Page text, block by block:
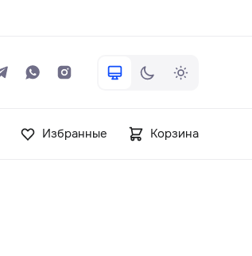
Избранные Корзина
+7 ( 705 ) 181-42-50